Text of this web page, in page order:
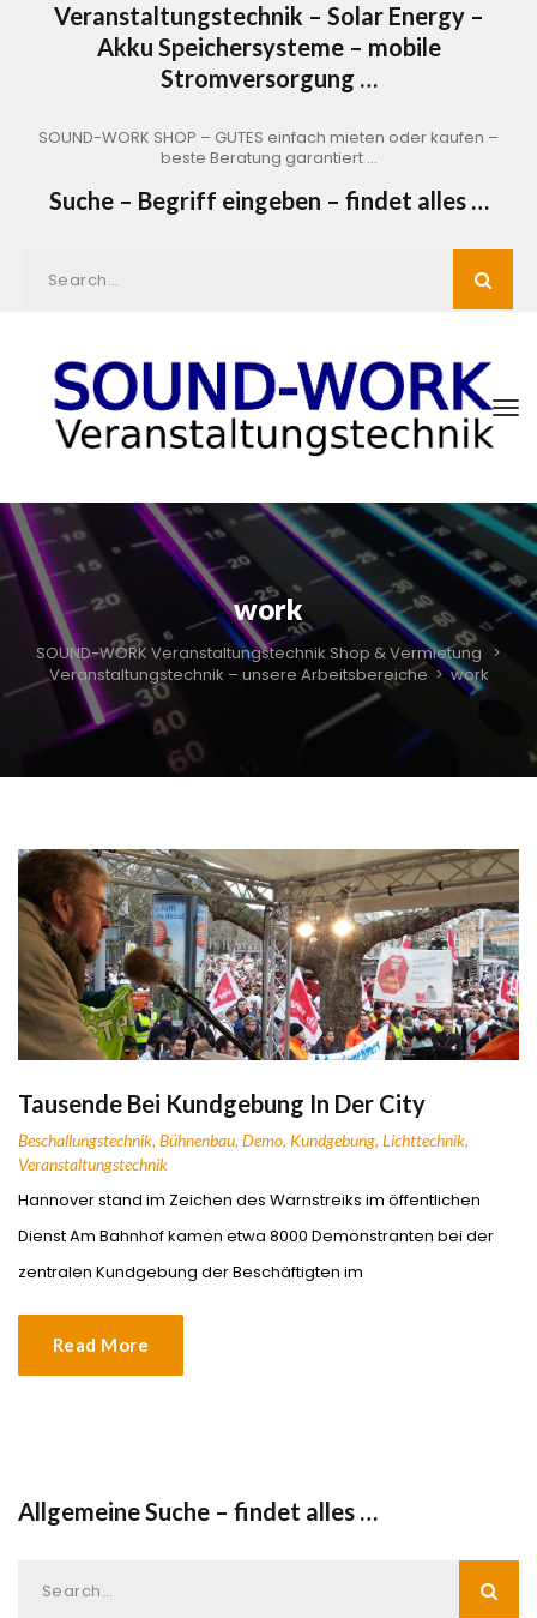
Veranstaltungstechnik – Solar Energy –
Akku Speichersysteme – mobile
Stromversorgung …
SOUND-WORK SHOP – GUTES einfach mieten oder kaufen –
beste Beratung garantiert …
Suche – Begriff eingeben – findet alles …
work
SOUND-WORK Veranstaltungstechnik Shop & Vermietung >
Veranstaltungstechnik – unsere Arbeitsbereiche >work
Tausende Bei Kundgebung In Der City
Beschallungstechnik, Bühnenbau, Demo, Kundgebung, Lichttechnik,
Veranstaltungstechnik
Hannover stand im Zeichen des Warnstreiks im öffentlichen
Dienst Am Bahnhof kamen etwa 8000 Demonstranten bei der
zentralen Kundgebung der Beschäftigten im
Read More
Allgemeine Suche – findet alles …